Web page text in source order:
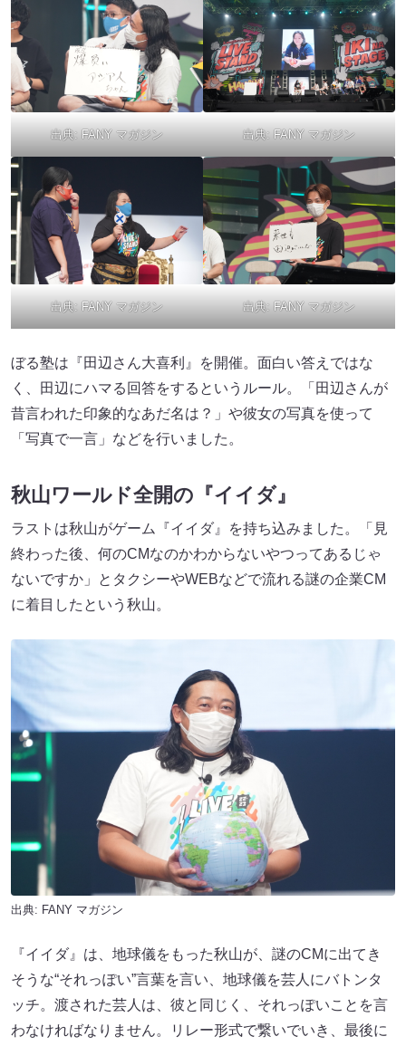
出典: FANY マガジン 出典: FANY マガジン
出典: FANY マガジン 出典: FANY マガジン
ぼる塾は『田辺さん大喜利』を開催。面白い答えではな
く、田辺にハマる回答をするというルール。「田辺さんが
昔言われた印象的なあだ名は？」や彼女の写真を使って
「写真で一言」などを行いました。
秋山ワールド全開の『イイダ』
ラストは秋山がゲーム『イイダ』を持ち込みました。「見
終わった後、何のCMなのかわからないやつってあるじゃ
ないですか」とタクシーやWEBなどで流れる謎の企業CM
に着目したという秋山。
出典: FANY マガジン
『イイダ』は、地球儀をもった秋山が、謎のCMに出てき
そうな“それっぽい”言葉を言い、地球儀を芸人にバトンタ
ッチ。渡された芸人は、彼と同じく、それっぽいことを言
わなければなりません。リレー形式で繋いでいき、最後に